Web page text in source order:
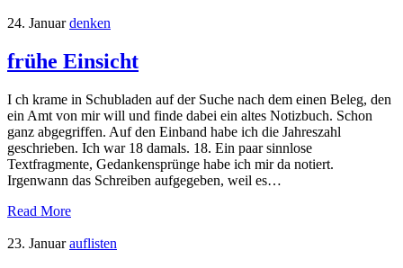
24. Januar denken
frühe Einsicht
I ch krame in Schubladen auf der Suche nach dem einen Beleg, den
ein Amt von mir will und finde dabei ein altes Notizbuch. Schon
ganz abgegriffen. Auf den Einband habe ich die Jahreszahl
geschrieben. Ich war 18 damals. 18. Ein paar sinnlose
Textfragmente, Gedankensprünge habe ich mir da notiert.
Irgenwann das Schreiben aufgegeben, weil es…
Read More
23. Januar auflisten